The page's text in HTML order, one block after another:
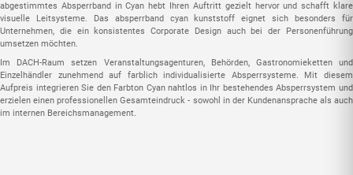
abgestimmtes Absperrband in Cyan hebt Ihren Auftritt gezielt hervor und schafft klare
visuelle Leitsysteme. Das absperrband cyan kunststoff eignet sich besonders für
Unternehmen, die ein konsistentes Corporate Design auch bei der Personenführung
umsetzen möchten.
Im DACH-Raum setzen Veranstaltungsagenturen, Behörden, Gastronomieketten und
Einzelhändler zunehmend auf farblich individualisierte Absperrsysteme. Mit diesem
Aufpreis integrieren Sie den Farbton Cyan nahtlos in Ihr bestehendes Absperrsystem und
erzielen einen professionellen Gesamteindruck - sowohl in der Kundenansprache als auch
im internen Bereichsmanagement.